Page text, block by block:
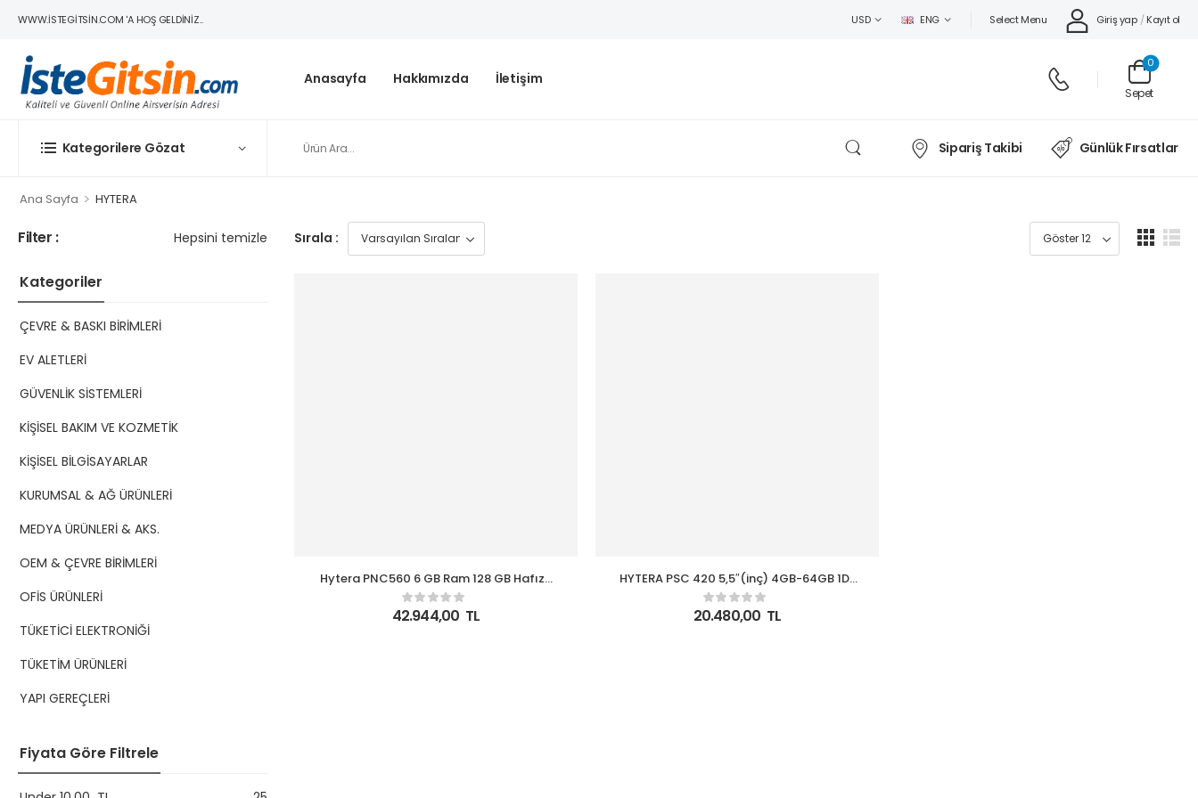
WWW.ISTEGITSIN.COM 'A HOŞ GELDINIZ.. USD ENG Select Menu Giriş yap / Kayıt ol
Anasayfa Hakkımızda İletişim
Sepet
0
Kategorilere Gözat Sipariş Takibi Günlük Fırsatlar
Ana Sayfa > HYTERA
Filter : Hepsini temizle
Kategoriler
ÇEVRE & BASKI BİRİMLERİ
EV ALETLERİ
GÜVENLİK SİSTEMLERİ
KİŞİSEL BAKIM VE KOZMETİK
KİŞİSEL BİLGİSAYARLAR
KURUMSAL & AĞ ÜRÜNLERİ
MEDYA ÜRÜNLERİ & AKS.
OEM & ÇEVRE BİRİMLERİ
OFİS ÜRÜNLERİ
TÜKETİCİ ELEKTRONİĞİ
TÜKETİM ÜRÜNLERİ
YAPI GEREÇLERİ
Fiyata Göre Filtrele
Sırala :
Hytera PNC560 6 GB Ram 128 GB Hafıza
5G 2D Karekod And12 El Terminali
42.944,00 TL
HYTERA PSC 420 5,5″(inç) 4GB-64GB 1D-
2D Okuyucu Wifi Android 11 El Terminali
20.480,00 TL